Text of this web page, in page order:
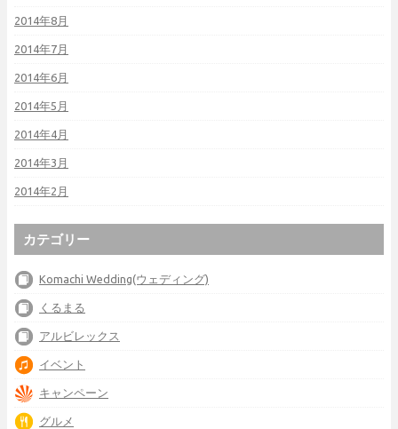
2014年8月
2014年7月
2014年6月
2014年5月
2014年4月
2014年3月
2014年2月
カテゴリー
Komachi Wedding(ウェディング)
くるまる
アルビレックス
イベント
キャンペーン
グルメ